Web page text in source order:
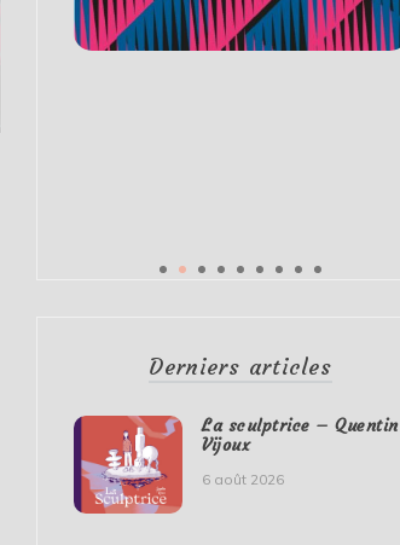
Derniers articles
La sculptrice – Quentin
Vijoux
6 août 2026